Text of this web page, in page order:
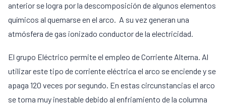
anterior se logra por la descomposición de algunos elementos
químicos al quemarse en el arco. A su vez generan una
atmósfera de gas ionizado conductor de la electricidad.
El grupo Eléctrico permite el empleo de Corriente Alterna. Al
utilizar este tipo de corriente eléctrica el arco se enciende y se
apaga 120 veces por segundo. En estas circunstancias el arco
se torna muy inestable debido al enfriamiento de la columna